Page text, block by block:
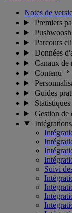
Notes de
Premiers
Parcours
Données
Canaux de
Contenu
Guides
Gestion de
Intégrations
Suivi